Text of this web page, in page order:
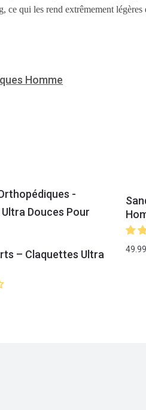
qui les rend extrêmement
Homme
– Claquettes Ultra
49.99